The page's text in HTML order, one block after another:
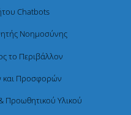
Chatbots
Νοημοσύνης
το Περιβάλλον
και Προσφορών
Προωθητικού Υλικού